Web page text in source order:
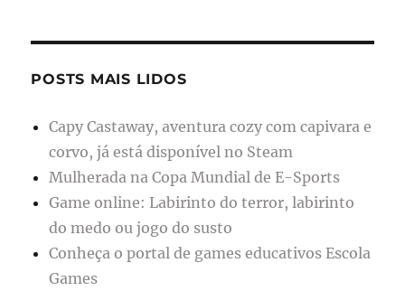
POSTS MAIS LIDOS
Capy Castaway, aventura cozy com capivara e
corvo, já está disponível no Steam
Mulherada na Copa Mundial de E-Sports
Game online: Labirinto do terror, labirinto
do medo ou jogo do susto
Conheça o portal de games educativos Escola
Games